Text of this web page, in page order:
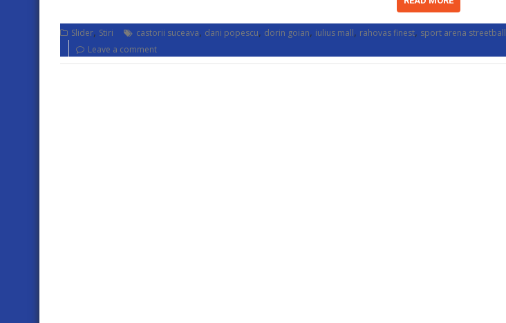
Slider, Stiri castorii suceava, dani popescu, dorin goian, iulius mall, rahovas finest, sport arena streetball
Leave a comment